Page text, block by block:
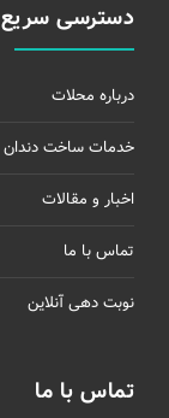
دسترسی سریع
درباره محلات
خدمات ساخت دندان
اخبار و مقالات
تماس با ما
نوبت دهی آنلاین
تماس با ما